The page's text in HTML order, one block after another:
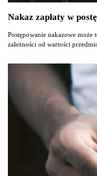
Nakaz zapłaty w
Postępowanie nakazowe
zależności od wartości